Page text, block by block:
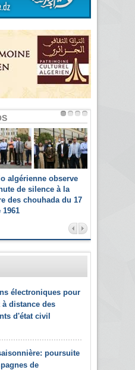
algérienne observe
de silence à la
des chouhada du 17
1961
électroniques pour
à distance des
d'état civil
poursuite
de